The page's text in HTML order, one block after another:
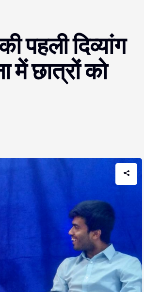
पहली दिव्यांग
में छात्रों को